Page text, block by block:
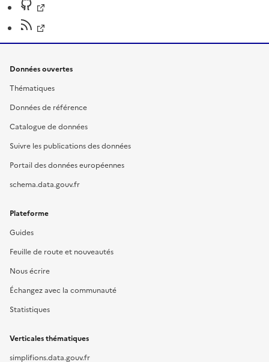
Données ouvertes
Thématiques
Données de référence
Catalogue de données
Suivre les publications des données
Portail des données européennes
schema.data.gouv.fr
Plateforme
Guides
Feuille de route et nouveautés
Nous écrire
Échangez avec la communauté
Statistiques
Verticales thématiques
simplifions.data.gouv.fr